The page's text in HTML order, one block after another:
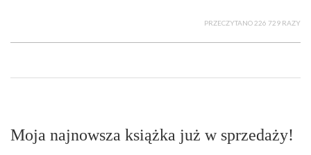
PRZECZYTANO 226 729 RAZY
Moja najnowsza książka już w sprzedaży!